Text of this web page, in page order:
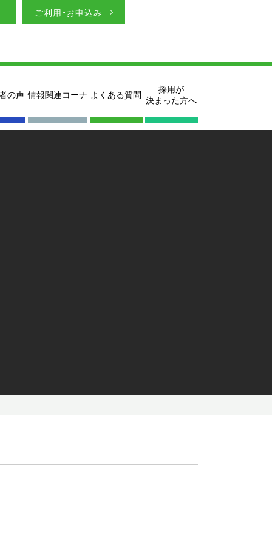
ご利用・お申込み
の声 情報関連コーナ よくある質問
採用が
決まった方へ